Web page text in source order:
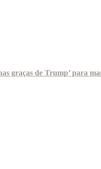
graças de Trump’ para